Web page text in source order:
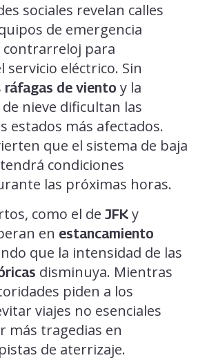
sociales revelan calles
de emergencia
para
servicio eléctrico. Sin
ráfagas de viento y la
nieve dificultan las
estados más afectados.
que el sistema de baja
condiciones
las próximas horas.
como el de JFKy
en estancamiento
que la intensidad de las
disminuya. Mientras
piden a los
viajes no esenciales
más tragedias en
de aterrizaje.